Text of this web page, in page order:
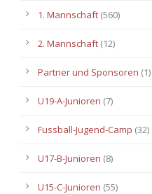
1. Mannschaft (560)
2. Mannschaft (12)
Partner und Sponsoren (1)
U19-A-Junioren (7)
Fussball-Jugend-Camp (32)
U17-B-Junioren (8)
U15-C-Junioren (55)